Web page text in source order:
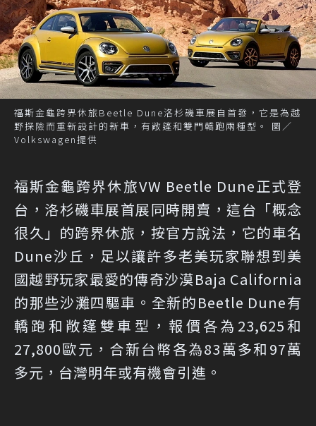
福斯金龜跨界休旅Beetle Dune洛杉磯車展自首發，它是為越
野探險而重新設計的新車，有敞篷和雙門轎跑兩種型。 圖／
Volkswagen提供
福斯金龜跨界休旅VW Beetle Dune正式登
台，洛杉磯車展首展同時開賣，這台「概念
很久」的跨界休旅，按官方說法，它的車名
Dune沙丘，足以讓許多老美玩家聯想到美
國越野玩家最愛的傳奇沙漠Baja California
的那些沙灘四驅車。全新的Beetle Dune有
轎跑和敞篷雙車型，報價各為23,625和
27,800歐元，合新台幣各為83萬多和97萬
多元，台灣明年或有機會引進。